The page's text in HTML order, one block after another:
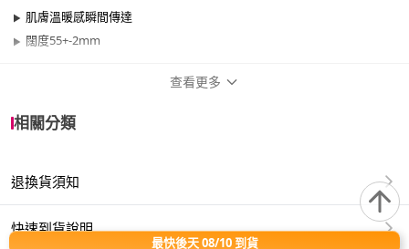
肌膚溫暖感瞬間傳達
闊度55+-2mm
類型
尺寸 0.01mm、55mm以上
查看更多
相關分類
退換貨須知
快速到貨說明
最快後天 08/10 到貨